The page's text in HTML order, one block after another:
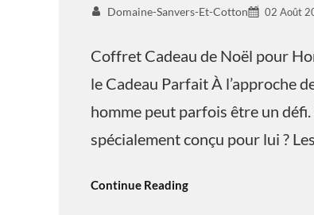
Domaine-Sanvers-Et-Cotton 02 Août
Coffret Cadeau de Noël pour
le Cadeau Parfait À l’approche
homme peut parfois être un
spécialement conçu pour lui ?
Continue Reading